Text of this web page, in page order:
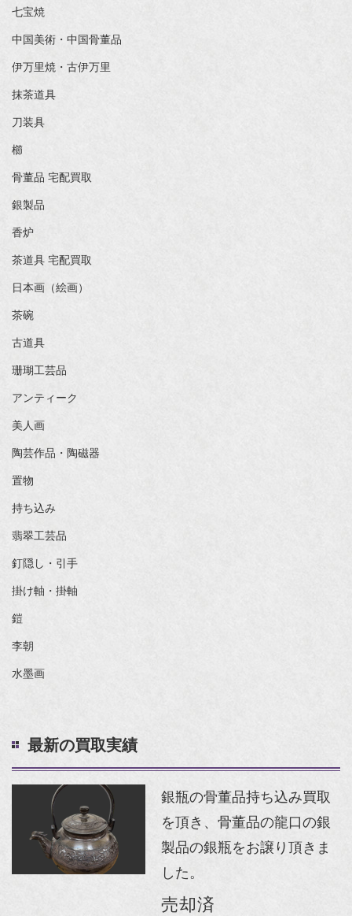
七宝焼
中国美術・中国骨董品
伊万里焼・古伊万里
抹茶道具
刀装具
櫛
骨董品 宅配買取
銀製品
香炉
茶道具 宅配買取
日本画（絵画）
茶碗
古道具
珊瑚工芸品
アンティーク
美人画
陶芸作品・陶磁器
置物
持ち込み
翡翠工芸品
釘隠し・引手
掛け軸・掛軸
鎧
李朝
水墨画
最新の買取実績
銀瓶の骨董品持ち込み買取
を頂き、骨董品の龍口の銀
製品の銀瓶をお譲り頂きま
した。
売却済